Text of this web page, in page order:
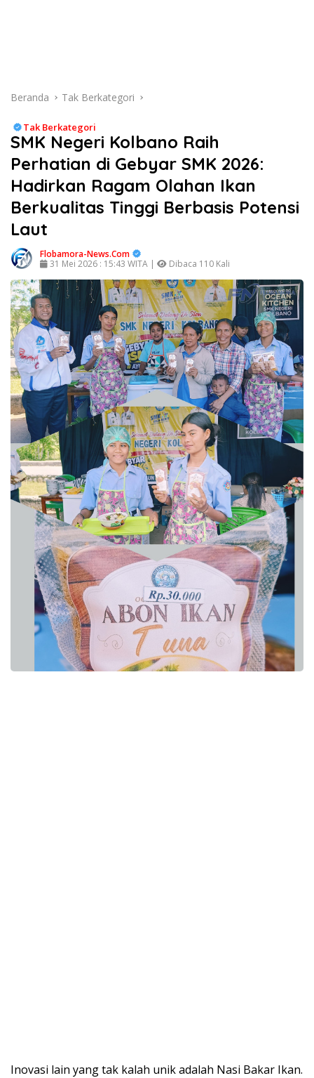
Beranda Tak Berkategori
Tak Berkategori
SMK Negeri Kolbano Raih
Perhatian di Gebyar SMK 2026:
Hadirkan Ragam Olahan Ikan
Berkualitas Tinggi Berbasis Potensi
Laut
Flobamora-News.Com
31 Mei 2026 : 15:43 WITA |
Dibaca 110 Kali
Inovasi lain yang tak kalah unik adalah Nasi Bakar Ikan.